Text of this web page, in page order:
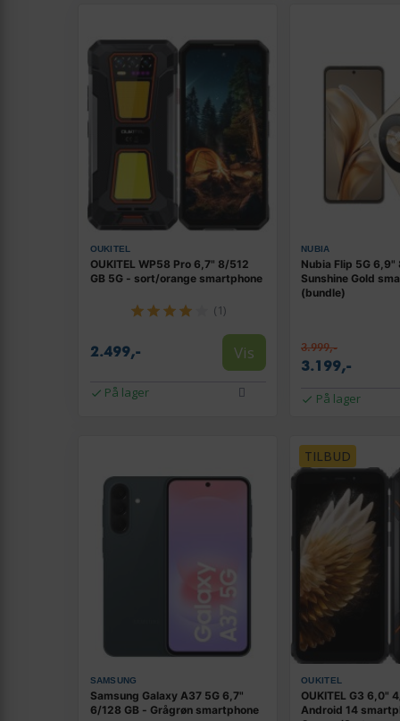
OUKITEL
OUKITEL WP58 Pro 6,7" 8/512
GB 5G - sort/orange smartphone
(1)
2.499,- Vis
På lager
NUBIA
Nubia Flip 5G
Sunshine Gold
(bundle)
3.999,-
3.199,-
På lager
SAMSUNG
Samsung Galaxy A37 5G 6,7"
6/128 GB - Grågrøn smartphone
TILBUD
OUKITEL
OUKITEL G3 6,0"
Android 14